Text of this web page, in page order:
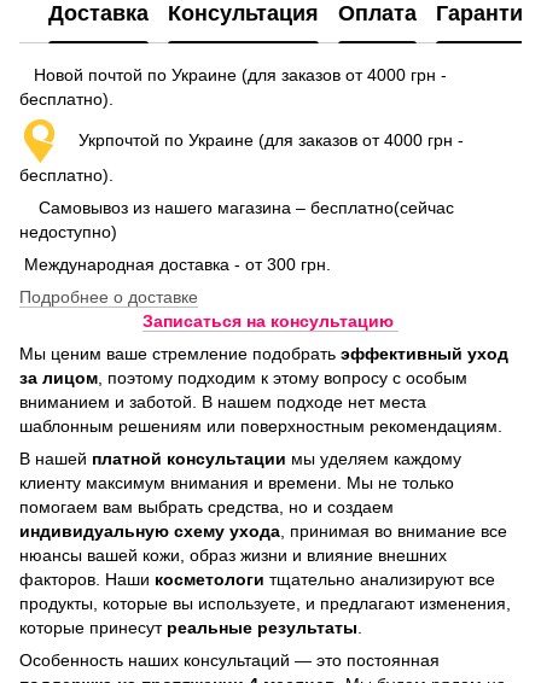
Доставка Консультация Оплата Гарантия
Новой почтой по Украине (для заказов от 4000 грн -
бесплатно).
Укрпочтой по Украине (для заказов от 4000 грн -
бесплатно).
Самовывоз из нашего магазина – бесплатно(сейчас
недоступно)
Международная доставка - от 300 грн.
Подробнее о доставке
Записаться на консультацию
Мы ценим ваше стремление подобрать эффективный уход
за лицом, поэтому подходим к этому вопросу с особым
вниманием и заботой. В нашем подходе нет места
шаблонным решениям или поверхностным рекомендациям.
В нашей платной консультации мы уделяем каждому
клиенту максимум внимания и времени. Мы не только
помогаем вам выбрать средства, но и создаем
индивидуальную схему ухода, принимая во внимание все
нюансы вашей кожи, образ жизни и влияние внешних
факторов. Наши косметологи тщательно анализируют все
продукты, которые вы используете, и предлагают изменения,
которые принесут реальные результаты.
Особенность наших консультаций — это постоянная